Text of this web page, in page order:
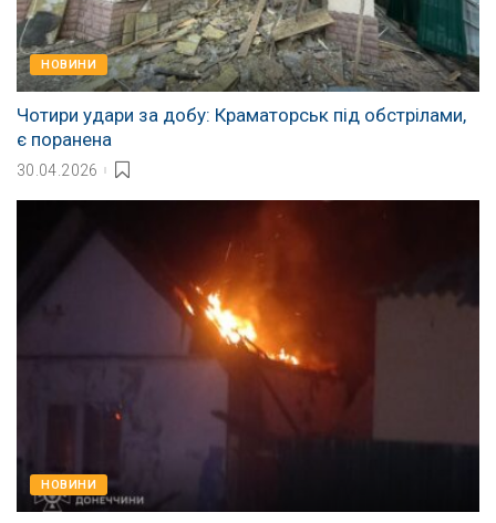
НОВИНИ
Чотири удари за добу: Краматорськ під обстрілами,
є поранена
30.04.2026
НОВИНИ